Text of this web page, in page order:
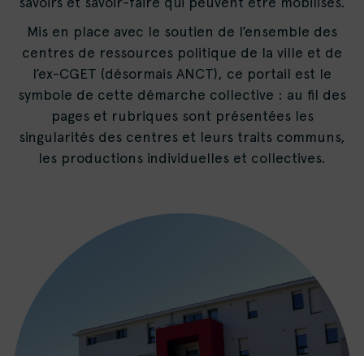
Mis en place avec le soutien de l’ensemble des
centres de ressources politique de la ville et de
l’ex-CGET (désormais ANCT), ce portail est le
symbole de cette démarche collective : au fil des
pages et rubriques sont présentées les
singularités des centres et leurs traits communs,
les productions individuelles et collectives.